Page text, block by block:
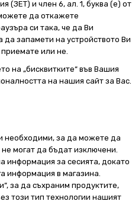
(ЗЕТ) и член 6, ал. 1, буква (е) от
да откажете
си така, че да Ви
да запамети на устройството Ви
приемате или не.
на „бисквитките“ във Вашия
на нашия сайт за Вас.
необходими, за да можете да
могат да бъдат изключени.
информация за сесията, докато
информация в магазина.
за да съхраним продуктите,
този тип технологии нашият